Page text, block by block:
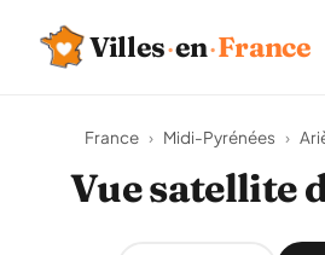
Villes·en·France
France › Midi-Pyrénées ›
Vue satellite